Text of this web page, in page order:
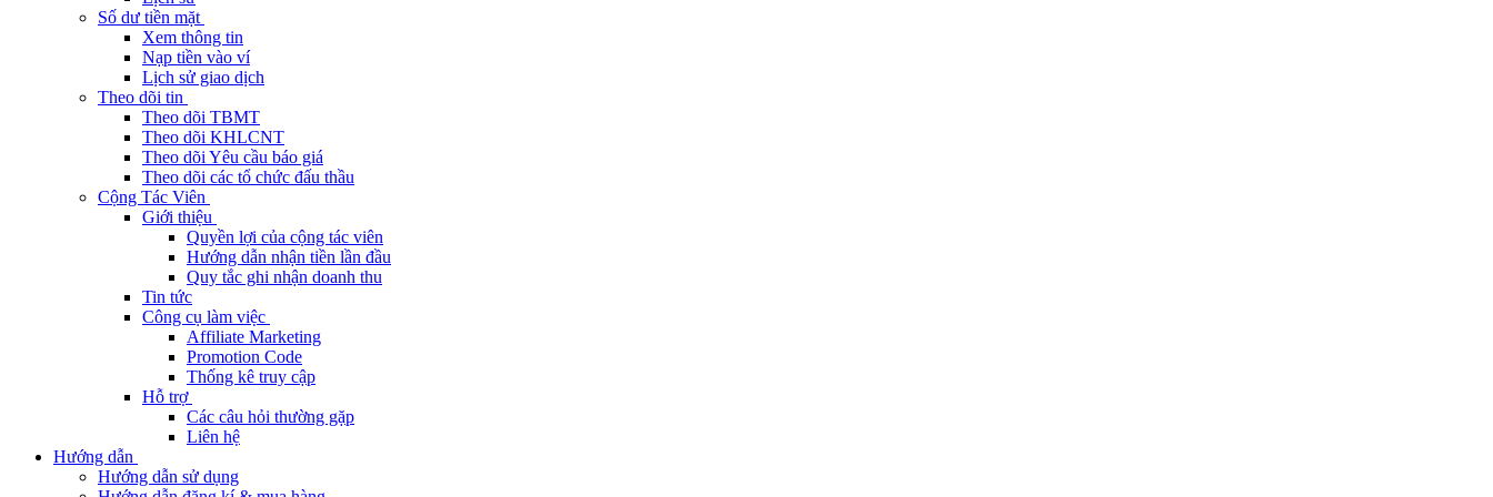
Số dư tiền mặt
Xem thông tin
Nạp tiền vào ví
Lịch sử giao dịch
Theo dõi tin
Theo dõi TBMT
Theo dõi KHLCNT
Theo dõi Yêu cầu báo giá
Theo dõi các tổ chức đấu thầu
Cộng Tác Viên
Giới thiệu
Quyền lợi của cộng tác viên
Hướng dẫn nhận tiền lần đầu
Quy tắc ghi nhận doanh thu
Tin tức
Công cụ làm việc
Affiliate Marketing
Promotion Code
Thống kê truy cập
Hỗ trợ
Các câu hỏi thường gặp
Liên hệ
Hướng dẫn
Hướng dẫn sử dụng